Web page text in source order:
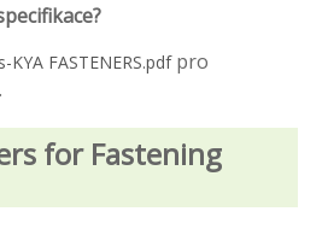
KYA FASTENERS.pdf pro
for Fastening